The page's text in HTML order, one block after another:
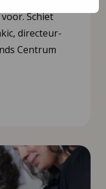
Schiet
directeur-
Centrum